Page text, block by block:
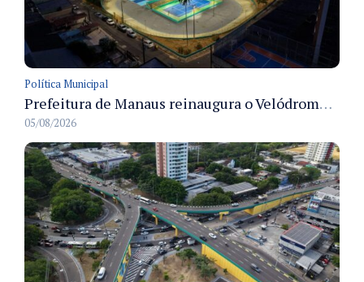
Política Municipal
Prefeitura de Manaus reinaugura o Velódromo Professora Alzira Campos e entrega espaço esportivo totalmente revitalizado
05/08/2026